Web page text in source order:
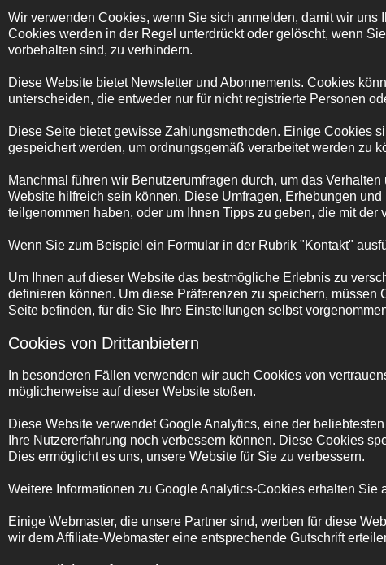
Wir verwenden Cookies, wenn Sie sich anmelden, damit wir
Cookies werden in der Regel unterdrückt oder gelöscht, wenn
vorbehalten sind, zu verhindern.
Diese Website bietet Newsletter und Abonnements. Cookies
unterscheiden, die entweder nur für nicht registrierte Personen
Diese Seite bietet gewisse Zahlungsmethoden. Einige Cookies
gespeichert werden, um ordnungsgemäß verarbeitet werden zu
Manchmal führen wir Benutzerumfragen durch, um das
Website hilfreich sein können. Diese Umfragen, Erhebungen
teilgenommen haben, oder um Ihnen Tipps zu geben, die mit
Wenn Sie zum Beispiel ein Formular in der Rubrik "Kontakt"
Um Ihnen auf dieser Website das bestmögliche Erlebnis zu
definieren können. Um diese Präferenzen zu speichern,
Seite befinden, für die Sie Ihre Einstellungen selbst
Cookies von Drittanbietern
In besonderen Fällen verwenden wir auch Cookies von
möglicherweise auf dieser Website stoßen.
Diese Website verwendet Google Analytics, eine der
Ihre Nutzererfahrung noch verbessern können. Diese Cookies
Dies ermöglicht es uns, unsere Website für Sie zu verbessern.
Weitere Informationen zu Google Analytics-Cookies erhalten Sie
Einige Webmaster, die unsere Partner sind, werben für diese
wir dem Affiliate-Webmaster eine entsprechende Gutschrift